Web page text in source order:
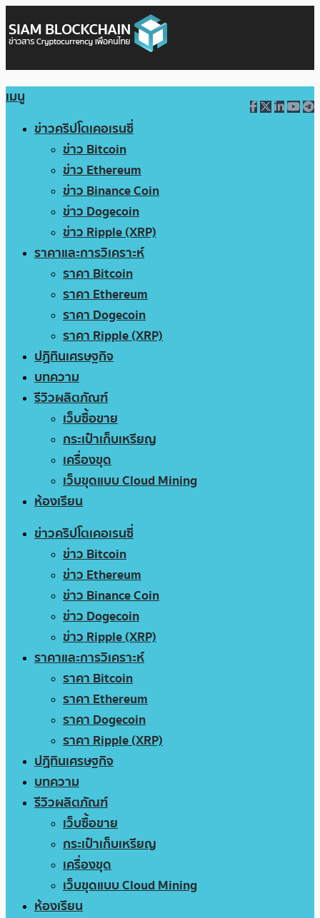
เมนู
ข่าวคริปโตเคอเรนซี่
ข่าว Bitcoin
ข่าว Ethereum
ข่าว Binance Coin
ข่าว Dogecoin
ข่าว Ripple (XRP)
ราคาและการวิเคราะห์
ราคา Bitcoin
ราคา Ethereum
ราคา Dogecoin
ราคา Ripple (XRP)
ปฏิทินเศรษฐกิจ
บทความ
รีวิวผลิตภัณฑ์
เว็บซื้อขาย
กระเป๋าเก็บเหรียญ
เครื่องขุด
เว็บขุดแบบ Cloud Mining
ห้องเรียน
ข่าวคริปโตเคอเรนซี่
ข่าว Bitcoin
ข่าว Ethereum
ข่าว Binance Coin
ข่าว Dogecoin
ข่าว Ripple (XRP)
ราคาและการวิเคราะห์
ราคา Bitcoin
ราคา Ethereum
ราคา Dogecoin
ราคา Ripple (XRP)
ปฏิทินเศรษฐกิจ
บทความ
รีวิวผลิตภัณฑ์
เว็บซื้อขาย
กระเป๋าเก็บเหรียญ
เครื่องขุด
เว็บขุดแบบ Cloud Mining
ห้องเรียน